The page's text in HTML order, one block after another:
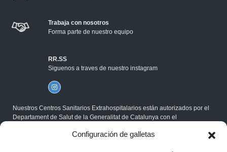
Configuración de galletas
Trabaja con nosotros
Forma parte de nuestro equipo
RR.SS
Siguenos a traves de nuestro instagram
Nuestros Centros Sanitarios Extrahospitalarios están autorizados por el
Departament de Salut de la Generalitat de Catalunya con el